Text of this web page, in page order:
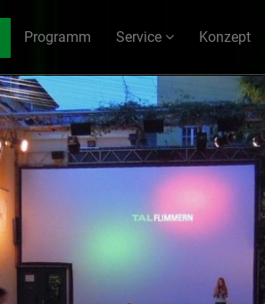
Programm Service Konzept